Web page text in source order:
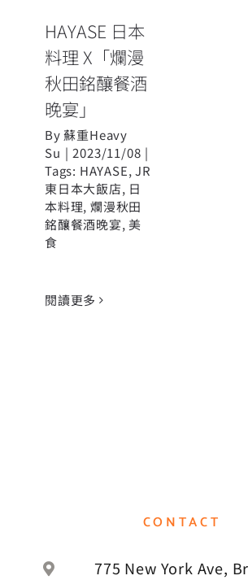
HAYASE 日本
料理 X「爛漫
秋田銘釀餐酒
晚宴」
By蘇重Heavy
Su | 2023/11/08 |
Tags: HAYASE,JR
東日本大飯店, 日
本料理,爛漫秋田
銘釀餐酒晚宴,美
食
閱讀更多
CONTACT
775 New York Ave,